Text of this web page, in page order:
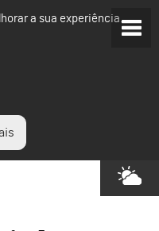
a sua experiência.